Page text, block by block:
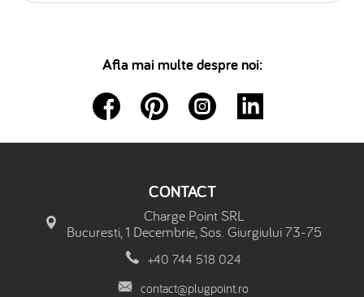
Afla mai multe despre noi:
CONTACT
Charge Point SRL
Bucuresti, 1 Decembrie, Sos. Giurgiului 73-75
+40 744 518 024
contact@plugpoint.ro